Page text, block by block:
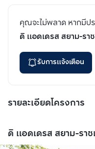
คุณจะไม่พลาด หากมีปร
ดิ แอดเดรส สยาม-รา
รับการแจ้งเตือน
รายละเอียดโครงการ
ดิ แอดเดรส สยาม-ราช